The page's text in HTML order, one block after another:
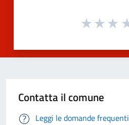
Contatta il comune
Leggi le domande frequenti